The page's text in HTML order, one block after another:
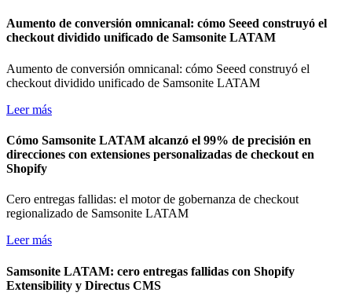
Aumento de conversión omnicanal: cómo Seeed construyó el
checkout dividido unificado de Samsonite LATAM
Aumento de conversión omnicanal: cómo Seeed construyó el
checkout dividido unificado de Samsonite LATAM
Leer más
Cómo Samsonite LATAM alcanzó el 99% de precisión en
direcciones con extensiones personalizadas de checkout en
Shopify
Cero entregas fallidas: el motor de gobernanza de checkout
regionalizado de Samsonite LATAM
Leer más
Samsonite LATAM: cero entregas fallidas con Shopify
Extensibility y Directus CMS